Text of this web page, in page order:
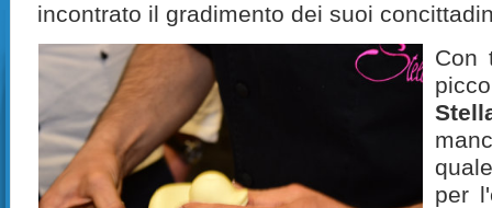
incontrato il gradimento dei suoi
Con
per